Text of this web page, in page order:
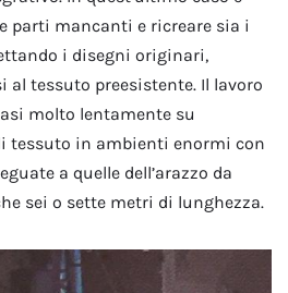
parti mancanti e ricreare sia i
i disegni originari,
al tessuto preesistente. Il lavoro
molto lentamente su
tessuto in ambienti enormi con
a quelle dell’arazzo da
sei o sette metri di lunghezza.